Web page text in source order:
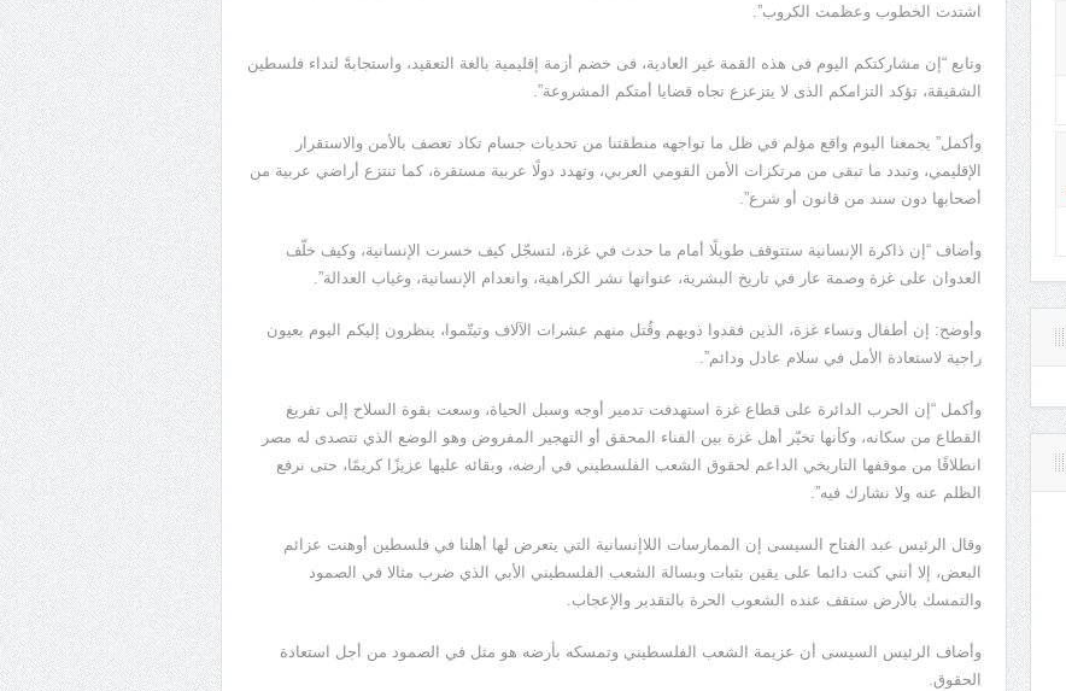
اشتدت الخطوب وعظمت الكروب”.
وتابع “إن مشاركتكم اليوم فى هذه القمة غير العادية، فى خضم أزمة إقليمية بالغة التعقيد، واستجابةً لنداء فلسطين
الشقيقة، تؤكد التزامكم الذى لا يتزعزع تجاه قضايا أمتكم المشروعة”.
وأكمل” يجمعنا اليوم واقع مؤلم في ظل ما تواجهه منطقتنا من تحديات جسام تكاد تعصف بالأمن والاستقرار
الإقليمي، وتبدد ما تبقى من مرتكزات الأمن القومي العربي، وتهدد دولًا عربية مستقرة، كما تنتزع أراضي عربية من
أصحابها دون سند من قانون أو شرع”.
وأضاف “إن ذاكرة الإنسانية ستتوقف طويلًا أمام ما حدث في غزة، لتسجّل كيف خسرت الإنسانية، وكيف خلّف
العدوان على غزة وصمة عار في تاريخ البشرية، عنوانها نشر الكراهية، وانعدام الإنسانية، وغياب العدالة”.
وأوضح: إن أطفال ونساء غزة، الذين فقدوا ذويهم وقُتل منهم عشرات الآلاف وتيتّموا، ينظرون إليكم اليوم بعيون
راجية لاستعادة الأمل في سلام عادل ودائم”.
وأكمل “إن الحرب الدائرة على قطاع غزة استهدفت تدمير أوجه وسبل الحياة، وسعت بقوة السلاح إلى تفريغ
القطاع من سكانه، وكأنها تخيّر أهل غزة بين الفناء المحقق أو التهجير المفروض وهو الوضع الذي تتصدى له مصر
انطلاقًا من موقفها التاريخي الداعم لحقوق الشعب الفلسطيني في أرضه، وبقائه عليها عزيزًا كريمًا، حتى نرفع
الظلم عنه ولا نشارك فيه”.
وقال الرئيس عبد الفتاح السيسى إن الممارسات اللاإنسانية التي يتعرض لها أهلنا في فلسطين أوهنت عزائم
البعض، إلا أنني كنت دائما على يقين بثبات وبسالة الشعب الفلسطيني الأبي الذي ضرب مثالا في الصمود
والتمسك بالأرض ستقف عنده الشعوب الحرة بالتقدير والإعجاب.
وأضاف الرئيس السيسى أن عزيمة الشعب الفلسطيني وتمسكه بأرضه هو مثل في الصمود من أجل استعادة
الحقوق.